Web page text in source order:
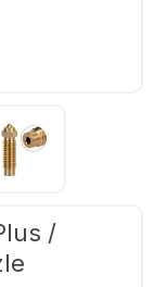
/